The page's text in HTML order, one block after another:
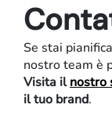
Stand e
Se stai
nostro team è
Visita ilnostro
il tuo brand.